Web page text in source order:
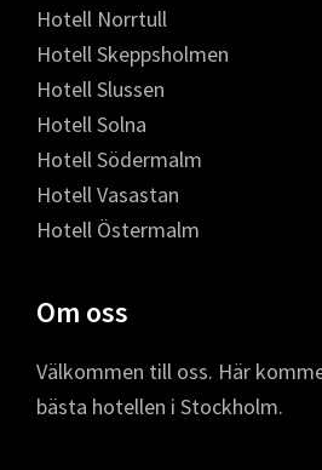
Hotell Norrtull
Hotell Skeppsholmen
Hotell Slussen
Hotell Solna
Hotell Södermalm
Hotell Vasastan
Hotell Östermalm
Om oss
Välkommen till oss. Här
bästa hotellen i Stockholm.